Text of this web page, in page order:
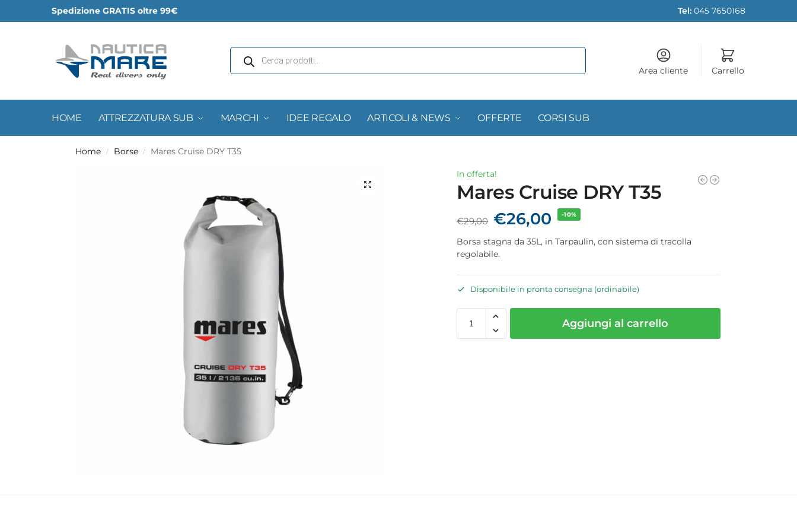
Spedizione GRATIS oltre 99€ Tel: 045 7650168
Area cliente Carrello
HOME ATTREZZATURA SUB MARCHI IDEE REGALO ARTICOLI & NEWS OFFERTE CORSI SUB
Home / Borse / Mares Cruise DRY T35
In offerta!
Mares Cruise DRY T35
€29,00 €26,00 -10%
Borsa stagna da 35L, in Tarpaulin, con sistema di tracolla
regolabile.
Disponibile in pronta consegna (ordinabile)
Aggiungi al carrello